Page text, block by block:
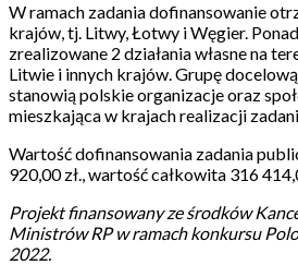
W ramach zadania dofinansowanie
krajów, tj. Litwy, Łotwy i Węgier.
zrealizowane 2 działania własne na
Litwie i innych krajów. Grupę
stanowią polskie organizacje oraz
mieszkająca w krajach realizacji
Wartość dofinansowania zadania
920,00 zł., wartość całkowita 316
Projekt finansowany ze środków
Ministrów RP w ramach konkursu
2022.